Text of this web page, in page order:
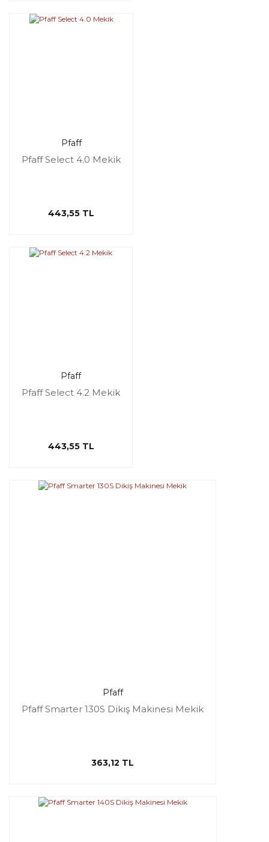
Pfaff
Pfaff Select 4.0 Mekik
443,55 TL
Pfaff
Pfaff Select 4.2 Mekik
443,55 TL
Pfaff
Pfaff Smarter 130S Dikiş Makinesi Mekik
363,12 TL